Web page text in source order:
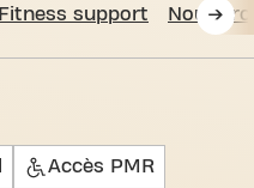
Fitness support Nous
Accès PMR